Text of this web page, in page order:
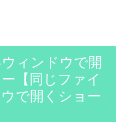
ィンドウで開
【同じファイ
で開くショー